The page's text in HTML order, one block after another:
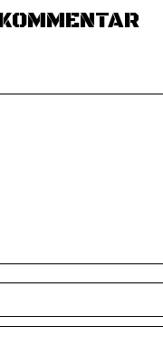
Facebook